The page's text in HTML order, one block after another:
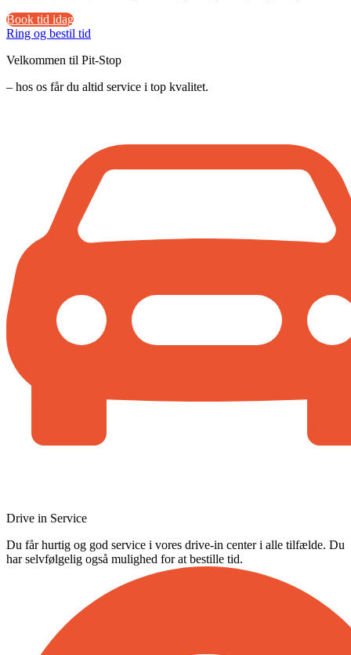
Book tid idag
Ring og bestil tid
Velkommen til Pit-Stop
– hos os får du altid service i top kvalitet.
Drive in Service
Du får hurtig og god service i vores drive-in center i alle tilfælde. Du
har selvfølgelig også mulighed for at bestille tid.